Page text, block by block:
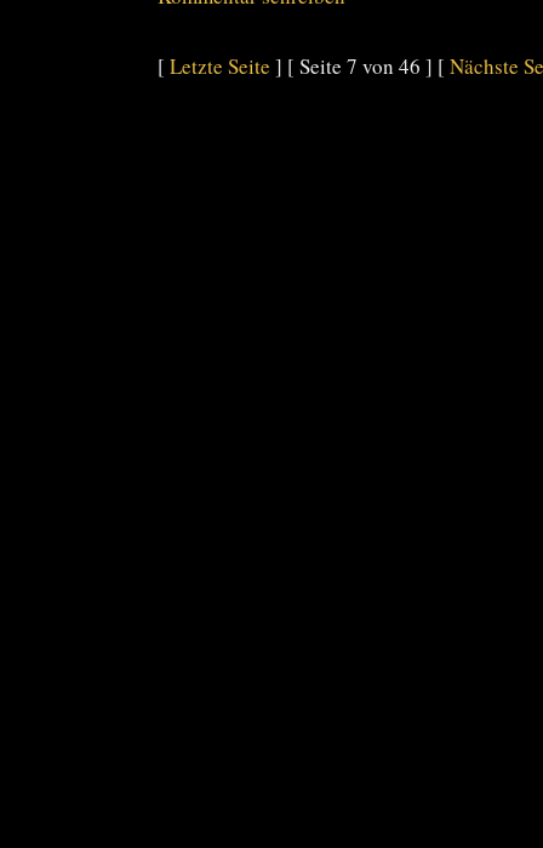
[ Letzte Seite ] [ Seite 7 von 46 ] [ Nächste